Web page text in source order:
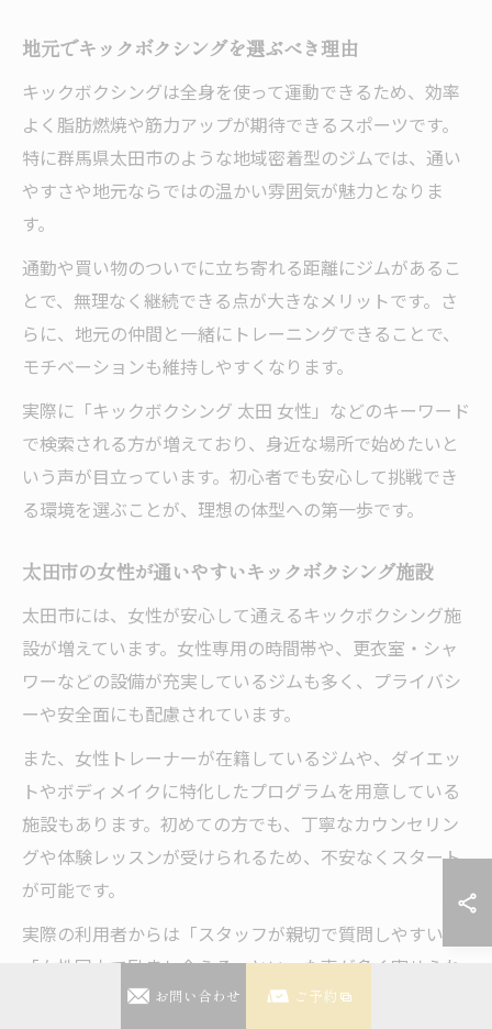
地元でキックボクシングを選ぶべき理由
キックボクシングは全身を使って運動できるため、効率
よく脂肪燃焼や筋力アップが期待できるスポーツです。
特に群馬県太田市のような地域密着型のジムでは、通い
やすさや地元ならではの温かい雰囲気が魅力となりま
す。
通勤や買い物のついでに立ち寄れる距離にジムがあるこ
とで、無理なく継続できる点が大きなメリットです。さ
らに、地元の仲間と一緒にトレーニングできることで、
モチベーションも維持しやすくなります。
実際に「キックボクシング 太田 女性」などのキーワード
で検索される方が増えており、身近な場所で始めたいと
いう声が目立っています。初心者でも安心して挑戦でき
る環境を選ぶことが、理想の体型への第一歩です。
太田市の女性が通いやすいキックボクシング施設
太田市には、女性が安心して通えるキックボクシング施
設が増えています。女性専用の時間帯や、更衣室・シャ
ワーなどの設備が充実しているジムも多く、プライバシ
ーや安全面にも配慮されています。
また、女性トレーナーが在籍しているジムや、ダイエッ
トやボディメイクに特化したプログラムを用意している
施設もあります。初めての方でも、丁寧なカウンセリン
グや体験レッスンが受けられるため、不安なくスタート
が可能です。
実際の利用者からは「スタッフが親切で質問しやすい」
「女性同士で励まし合える」といった声が多く寄せられ
ています。自分のライフスタイルや目的に合った施設を
お問い合わせ ご予約